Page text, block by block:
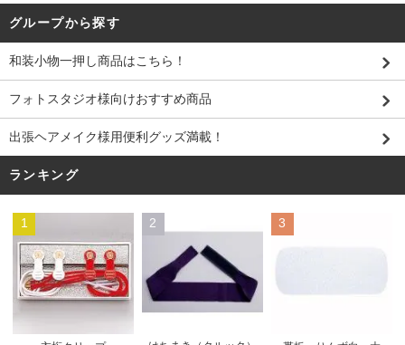
グループから探す
和装小物一押し商品はこちら！
フォトスタジオ様向けおすすめ商品
出張ヘアメイク様用便利グッズ満載！
ランキング
1 2 3